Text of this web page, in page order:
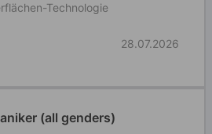
Technologie
28.07.2026
(all genders)